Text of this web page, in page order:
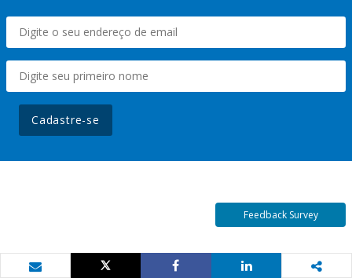
Cadastre-se
Feedback Survey